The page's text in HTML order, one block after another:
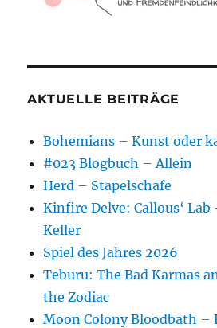
AKTUELLE BEITRÄGE
Bohemians – Kunst oder
#023 Blogbuch – Allein
Herd – Stapelschafe
Kinfire Delve: Callous‘
Keller
Spiel des Jahres 2026
Teburu: The Bad Karmas
the Zodiac
Moon Colony Bloodbath –